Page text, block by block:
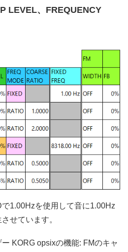
LEVEL、FREQUENCY
1.00Hzを使用して音に1.00Hz
せています。
KORG opsixの機能: FMのキャ